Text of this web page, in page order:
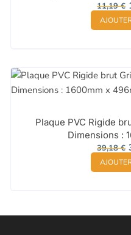
11,19€
Plaque PVC Rigide
Dimensions :
39,18€